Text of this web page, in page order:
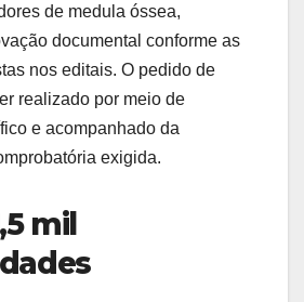
de medula óssea,
documental conforme as
nos editais. O pedido de
realizado por meio de
e acompanhado da
exigida.
mil